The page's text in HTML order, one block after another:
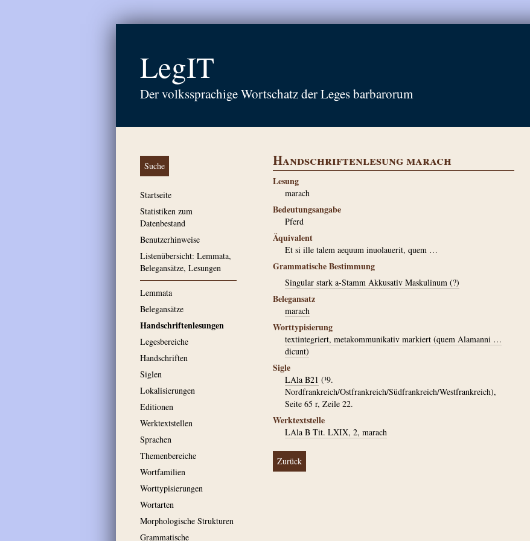
LegIT
Der volkssprachige Wortschatz der Leges barbarorum
Suche
Startseite
Statistiken zum
Datenbestand
Benutzerhinweise
Listenübersicht: Lemmata,
Belegansätze, Lesungen
Lemmata
Belegansätze
Handschriftenlesungen
Legesbereiche
Handschriften
Siglen
Lokalisierungen
Editionen
Werktextstellen
Sprachen
Themenbereiche
Wortfamilien
Worttypisierungen
Wortarten
Morphologische Strukturen
Grammatische
Handschriftenlesung marach
Lesung
marach
Bedeutungsangabe
Pferd
Äquivalent
Et si ille talem aequum inuolauerit, quem …
Grammatische Bestimmung
Singular stark a-Stamm Akkusativ Maskulinum (?)
Belegansatz
marach
Worttypisierung
textintegriert, metakommunikativ markiert (quem Alamanni …
dicunt)
Sigle
LAla B21 (¹9.
Nordfrankreich/Ostfrankreich/Südfrankreich/Westfrankreich),
Seite 65 r, Zeile 22.
Werktextstelle
LAla B Tit. LXIX, 2, marach
Zurück